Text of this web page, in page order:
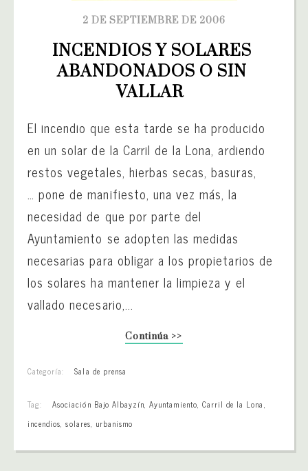
2 DE SEPTIEMBRE DE 2006
INCENDIOS Y SOLARES
ABANDONADOS O SIN
VALLAR
El incendio que esta tarde se ha producido
en un solar de la Carril de la Lona, ardiendo
restos vegetales, hierbas secas, basuras,
… pone de manifiesto, una vez más, la
necesidad de que por parte del
Ayuntamiento se adopten las medidas
necesarias para obligar a los propietarios de
los solares ha mantener la limpieza y el
vallado necesario,...
Continúa >>
Categoría: Sala de prensa
Tag: Asociación Bajo Albayzín,Ayuntamiento, Carril de la Lona,
incendios,solares, urbanismo